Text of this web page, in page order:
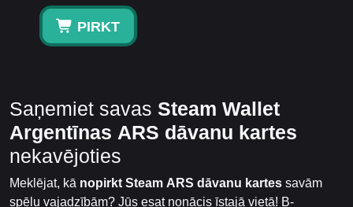
PIRKT
Saņemiet savas Steam Wallet
Argentīnas ARS dāvanu kartes
nekavējoties
Meklējat, kā nopirkt Steam ARS dāvanu kartes savām
spēļu vajadzībām? Jūs esat nonācis īstajā vietā! B-